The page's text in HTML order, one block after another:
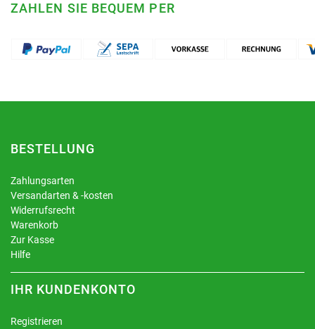
ZAHLEN SIE BEQUEM PER
BESTELLUNG
Zahlungsarten
Versandarten & -kosten
Widerrufsrecht
Warenkorb
Zur Kasse
Hilfe
IHR KUNDENKONTO
Registrieren